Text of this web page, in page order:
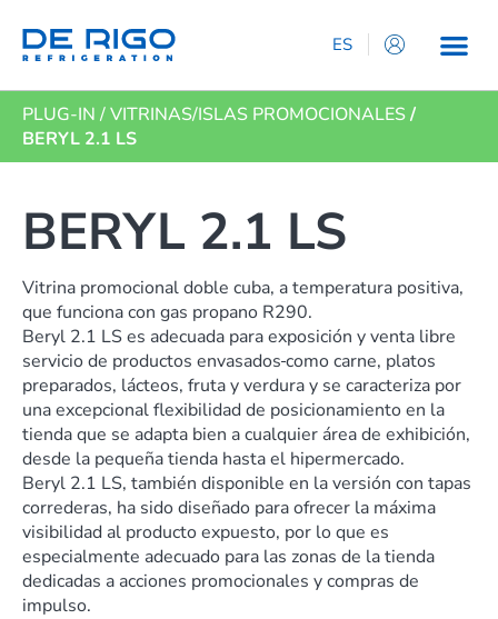
ES
IT
EN
PLUG-IN /VITRINAS/ISLAS PROMOCIONALES/
BERYL 2.1 LS
BERYL 2.1 LS
Vitrina promocional doble cuba, a temperatura positiva,
que funciona con gas propano R290.
Beryl 2.1 LS es adecuada para exposición y venta libre
servicio de productos envasados​​como carne, platos
preparados, lácteos, fruta y verdura y se caracteriza por
una excepcional flexibilidad de posicionamiento en la
tienda que se adapta bien a cualquier área de exhibición,
desde la pequeña tienda hasta el hipermercado.
Beryl 2.1 LS, también disponible en la versión con tapas
correderas, ha sido diseñado para ofrecer la máxima
visibilidad al producto expuesto, por lo que es
especialmente adecuado para las zonas de la tienda
dedicadas a acciones promocionales y compras de
impulso.